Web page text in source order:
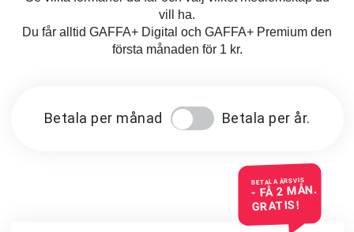
vill ha.
Du får alltid GAFFA+ Digital och GAFFA+ Premium den
första månaden för 1 kr.
Betala per månad Betala per år.
BETALA ÅRSVIS
- FÅ 2 MÅN.
GRATIS!